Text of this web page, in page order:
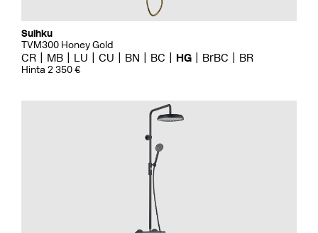
Suihku
TVM300 Honey Gold
CR MB LU CU BN BC HG BrBC BR
Hinta 2 350 €